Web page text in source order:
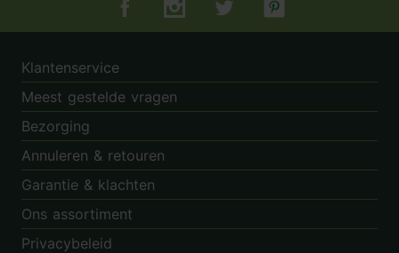
Tuincentrum.nl op Facebook
Tuincentrum.nl op Instagram
Tuincentrum.nl op Twitter
Tuincentrum.nl op
Klantenservice
Meest gestelde vragen
Bezorging
Annuleren & retouren
Garantie & klachten
Ons assortiment
Privacybeleid